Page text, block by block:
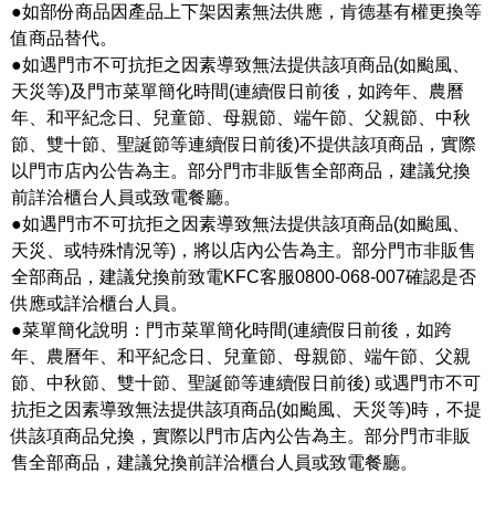
●如部份商品因產品上下架因素無法供應，肯德基有權更換等
值商品替代。
●如遇門市不可抗拒之因素導致無法提供該項商品(如颱風、
天災等)及門市菜單簡化時間(連續假日前後，如跨年、農曆
年、和平紀念日、兒童節、母親節、端午節、父親節、中秋
節、雙十節、聖誕節等連續假日前後)不提供該項商品，實際
以門市店內公告為主。部分門市非販售全部商品，建議兌換
前詳洽櫃台人員或致電餐廳。
●如遇門市不可抗拒之因素導致無法提供該項商品(如颱風、
天災、或特殊情況等)，將以店內公告為主。部分門市非販售
全部商品，建議兌換前致電KFC客服0800-068-007確認是否
供應或詳洽櫃台人員。
●菜單簡化說明：門市菜單簡化時間(連續假日前後，如跨
年、農曆年、和平紀念日、兒童節、母親節、端午節、父親
節、中秋節、雙十節、聖誕節等連續假日前後) 或遇門市不可
抗拒之因素導致無法提供該項商品(如颱風、天災等)時，不提
供該項商品兌換，實際以門市店內公告為主。部分門市非販
售全部商品，建議兌換前詳洽櫃台人員或致電餐廳。